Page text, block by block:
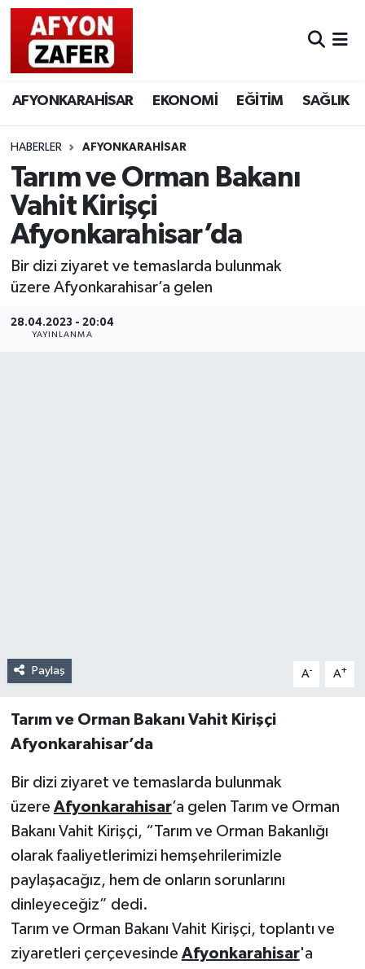
AFYONKARAHİSAR EKONOMİ EĞİTİM SAĞLIK
HABERLER AFYONKARAHİSAR
Tarım ve Orman Bakanı
Vahit Kirişçi
Afyonkarahisar’da
Bir dizi ziyaret ve temaslarda bulunmak
üzere Afyonkarahisar’a gelen
28.04.2023 - 20:04
YAYINLANMA
Paylaş A- A+
Tarım ve Orman Bakanı Vahit Kirişçi
Afyonkarahisar’da
Bir dizi ziyaret ve temaslarda bulunmak
üzere Afyonkarahisar’a gelen Tarım ve Orman
Bakanı Vahit Kirişçi, “Tarım ve Orman Bakanlığı
olarak faaliyetlerimizi hemşehrilerimizle
paylaşacağız, hem de onların sorunlarını
dinleyeceğiz” dedi.
Tarım ve Orman Bakanı Vahit Kirişçi, toplantı ve
ziyaretleri çerçevesinde Afyonkarahisar'a